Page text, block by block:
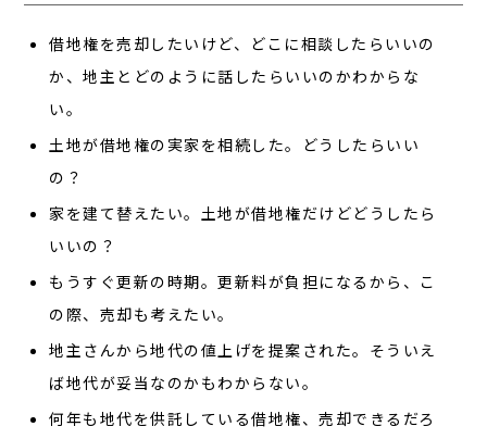
借地権を売却したいけど、どこに相談したらいいの
か、地主とどのように話したらいいのかわからな
い。
土地が借地権の実家を相続した。どうしたらいい
の？
家を建て替えたい。土地が借地権だけどどうしたら
いいの？
もうすぐ更新の時期。更新料が負担になるから、こ
の際、売却も考えたい。
地主さんから地代の値上げを提案された。そういえ
ば地代が妥当なのかもわからない。
何年も地代を供託している借地権、売却できるだろ